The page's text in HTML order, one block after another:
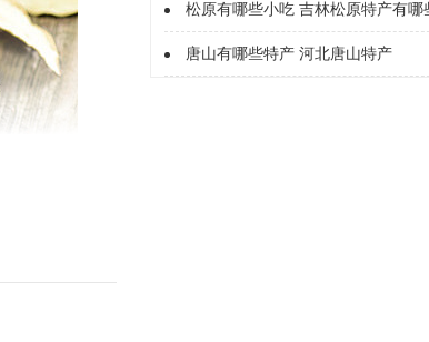
牛肉，结合
松原有哪些小吃 吉林松原特产有哪
唐山有哪些特产 河北唐山特产